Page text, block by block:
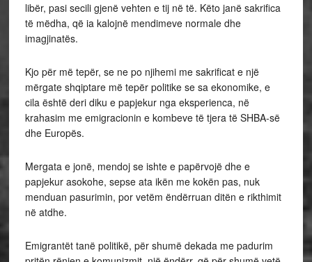
libër, pasi secili gjenë vehten e tij në të. Këto janë sakrifica
të mëdha, që ia kalojnë mendimeve normale dhe
imagjinatës.
Kjo për më tepër, se ne po njihemi me sakrificat e një
mërgate shqiptare më tepër politike se sa ekonomike, e
cila është deri diku e papjekur nga eksperienca, në
krahasim me emigracionin e kombeve të tjera të SHBA-së
dhe Europës.
Mergata e jonë, mendoj se ishte e papërvojë dhe e
papjekur asokohe, sepse ata ikën me kokën pas, nuk
menduan pasurimin, por vetëm ëndërruan ditën e rikthimit
në atdhe.
Emigrantët tanë politikë, për shumë dekada me padurim